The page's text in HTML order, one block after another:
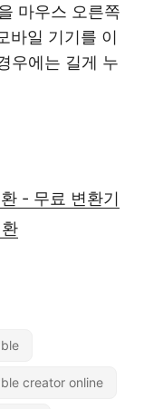
마우스 오른쪽
바일 기기를 이
우에는 길게 누
- 무료 변환기
creator online